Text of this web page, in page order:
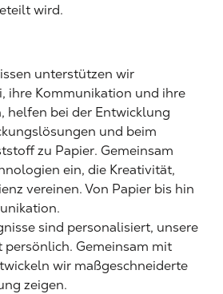
wird.
unterstützen wir
ihre Kommunikation und ihre
helfen bei der Entwicklung
und beim
zu Papier. Gemeinsam
ein, die Kreativität,
vereinen. Von Papier bis hin
sind personalisiert, unsere
Gemeinsam mit
wir maßgeschneiderte
zeigen.